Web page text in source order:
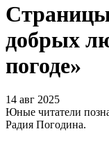
добрых
погоде»
14 авг 2025
Юные читатели
Радия Погодина.